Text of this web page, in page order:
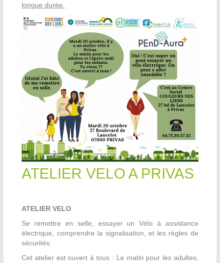
longue durée.
ATELIER VELO A PRIVAS
ATELIER VELO
Se remettre en selle, essayer un Vélo à assistance
électrique, comprendre la signalisation, et les règles de
sécurités.
Cet atelier est ouvert à tous : Le matin pour les adultes,